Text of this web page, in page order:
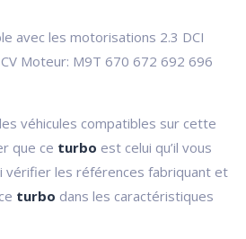
avec les motorisations 2.3 DCI
Moteur: M9T 670 672 692 696
véhicules compatibles sur cette
que ce turbo est celui qu’il vous
vérifier les références fabriquant et
turbo dans les caractéristiques